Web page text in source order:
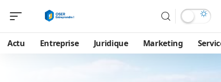
Actu Entreprise Juridique Marketing